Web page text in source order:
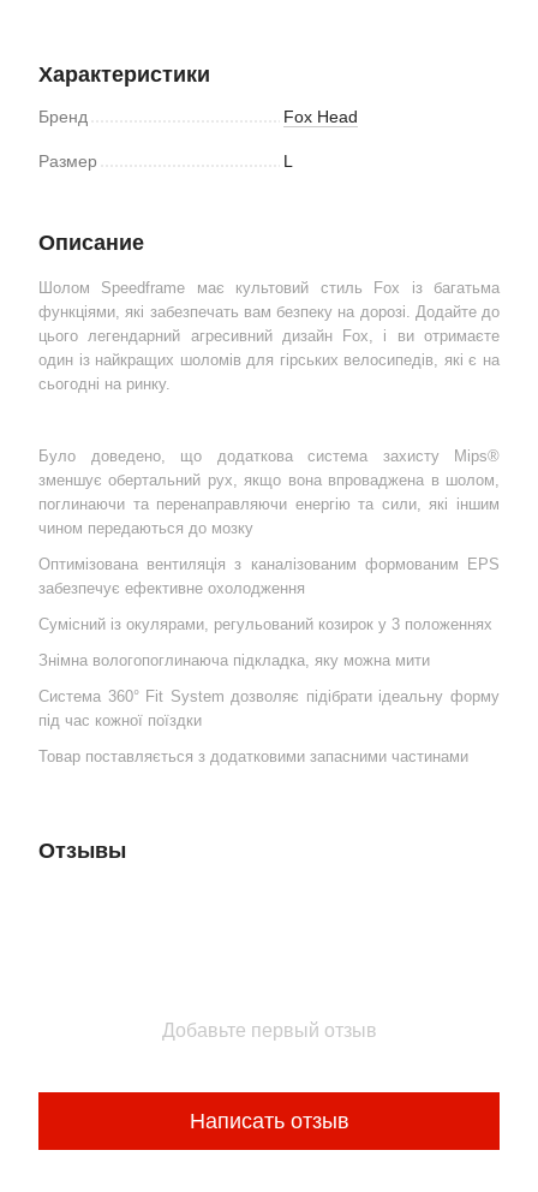
Характеристики
Бренд Fox Head
Размер L
Описание
Шолом Speedframe має культовий стиль Fox із багатьма
функціями, які забезпечать вам безпеку на дорозі. Додайте до
цього легендарний агресивний дизайн Fox, і ви отримаєте
один із найкращих шоломів для гірських велосипедів, які є на
сьогодні на ринку.
Було доведено, що додаткова система захисту Mips®
зменшує обертальний рух, якщо вона впроваджена в шолом,
поглинаючи та перенаправляючи енергію та сили, які іншим
чином передаються до мозку
Оптимізована вентиляція з каналізованим формованим EPS
забезпечує ефективне охолодження
Сумісний із окулярами, регульований козирок у 3 положеннях
Знімна вологопоглинаюча підкладка, яку можна мити
Система 360° Fit System дозволяє підібрати ідеальну форму
під час кожної поїздки
Товар поставляється з додатковими запасними частинами
Отзывы
Добавьте первый отзыв
Написать отзыв